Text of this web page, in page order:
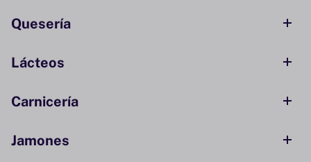
Quesería
Lácteos
Carnicería
Jamones